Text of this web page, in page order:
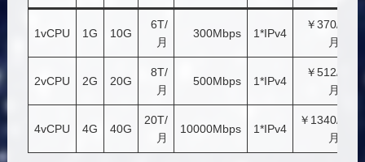
1vCPU 1G 10G
6T/
月
300Mbps 1*IPv4
￥370/
月
2vCPU 2G 20G
8T/
月
500Mbps 1*IPv4
￥512/
月
4vCPU 4G 40G
20T/
月
10000Mbps 1*IPv4
￥1340/
月